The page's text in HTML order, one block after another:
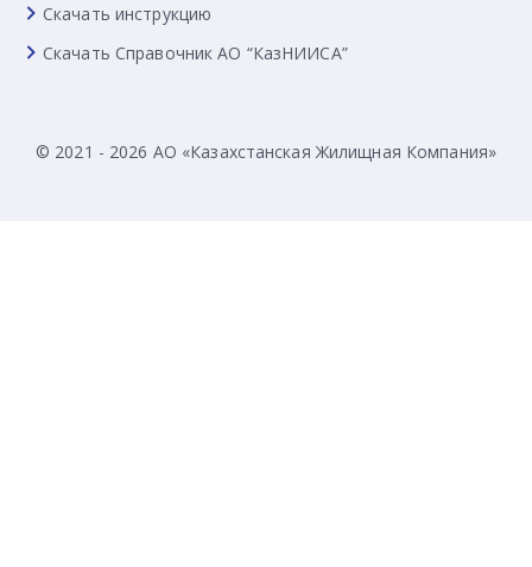
Скачать инструкцию
Скачать Справочник АО “КазНИИСА”
© 2021 - 2026 АО «Казахстанская Жилищная Компания»